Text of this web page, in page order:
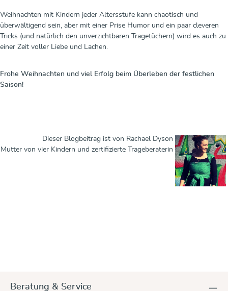
Weihnachten mit Kindern jeder Altersstufe kann chaotisch und
überwältigend sein, aber mit einer Prise Humor und ein paar cleveren
Tricks (und natürlich den unverzichtbaren Tragetüchern) wird es auch zu
einer Zeit voller Liebe und Lachen.
Frohe Weihnachten und viel Erfolg beim Überleben der festlichen
Saison!
Dieser Blogbeitrag ist von Rachael Dyson
Mutter von vier Kindern und zertifizierte Trageberaterin
Beratung & Service